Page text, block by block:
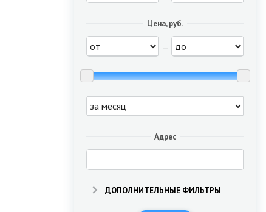
Цена, руб.
—
Адрес
ДОПОЛНИТЕЛЬНЫЕ ФИЛЬТРЫ